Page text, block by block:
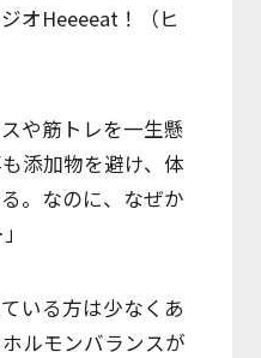
ーム
ー紹介
ス
オHeeeeat！（ヒ
や筋トレを一生懸
添加物を避け、体
。なのに、なぜか
いる方は少なくあ
ルモンバランスが